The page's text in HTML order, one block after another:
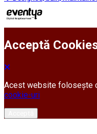
Acceptă
Acest website folosește
cookie-uri